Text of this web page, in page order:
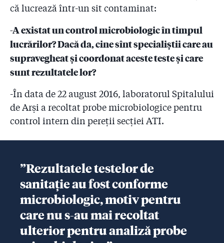
că lucrează într-un sit contaminat:
-A existat un control microbiologic în timpul
lucrărilor? Dacă da, cine sînt specialiștii care au
supravegheat și coordonat aceste teste și care
sunt rezultatele lor?
-În data de 22 august 2016, laboratorul Spitalului
de Arși a recoltat probe microbiologice pentru
control intern din pereții secției ATI.
”Rezultatele testelor de
sanitație au fost conforme
microbiologic, motiv pentru
care nu s-au mai recoltat
ulterior pentru analiză probe